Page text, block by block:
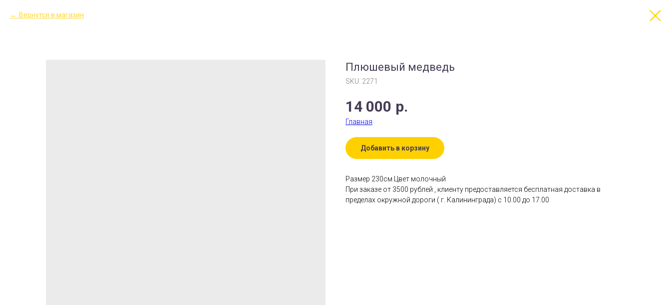
Вернутся в магазин
Плюшевый медведь
SKU: 2271
14 000 р.
Главная
Добавить в корзину
Размер 230см.Цвет молочный
При заказе от 3500 рублей , клиенту предоставляется бесплатная доставка в
пределах окружной дороги ( г. Калининграда) с 10.00 до 17.00